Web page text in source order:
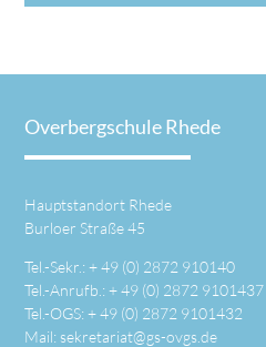
Overbergschule Rhede
Hauptstandort Rhede
Burloer Straße 45
Tel.-Sekr.: +49 (0) 2872 910140
Tel.-Anrufb.: +49 (0) 2872 9101437
Tel.-OGS: +49 (0) 2872 9101432
Mail: sekretariat@gs-ovgs.de